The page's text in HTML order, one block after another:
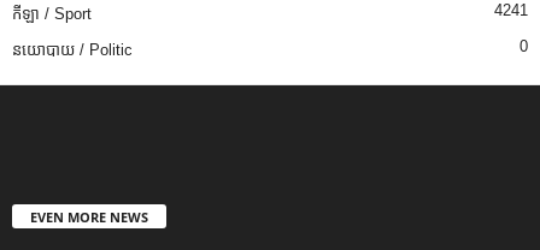
កីឡា / Sport 4241
នយោបាយ / Politic 0
EVEN MORE NEWS